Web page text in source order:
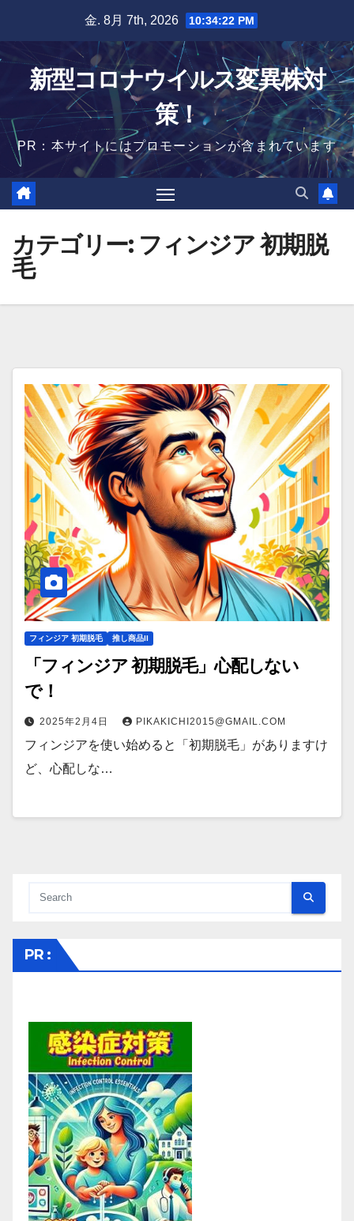
content
金. 8月 7th, 2026 10:34:23 PM
新型コロナウイルス変異株対
策！
PR：本サイトにはプロモーションが含まれています
カテゴリー: フィンジア 初期脱
毛
フィンジア 初期脱毛 推し商品II
「フィンジア 初期脱毛」心配しない
で！
2025年2月4日 PIKAKICHI2015@GMAIL.COM
フィンジアを使い始めると「初期脱毛」がありますけ
ど、心配しな…
PR :